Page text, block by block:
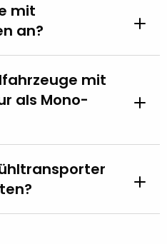
mit
an?
mit
als Mono-